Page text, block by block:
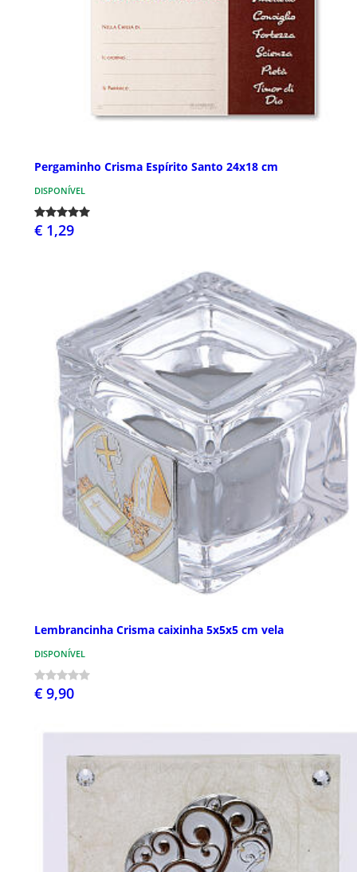
Pergaminho Crisma Espírito Santo 24x18 cm
DISPONÍVEL
€ 1,29
Lembrancinha Crisma caixinha 5x5x5 cm vela
DISPONÍVEL
€ 9,90